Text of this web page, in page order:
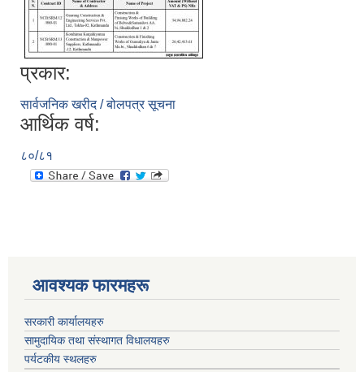
प्रकार:
सार्वजनिक खरीद / बोलपत्र सूचना
आर्थिक वर्ष:
८०/८१
आवश्यक फारमहरू
सरकारी कार्यालयहरु
सामुदायिक तथा संस्थागत विधालयहरु
पर्यटकीय स्थलहरु